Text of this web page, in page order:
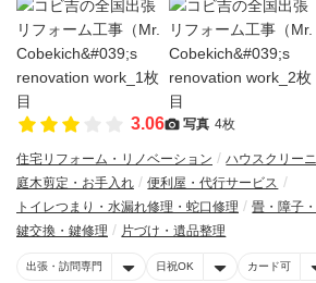
3.06 写真 4枚
住宅リフォーム・リノベーション ハウスクリー
庭木剪定・お手入れ
便利屋・代行サービス
トイレつまり・水漏れ修理・蛇口修理
畳・障子
鍵交換・鍵修理
片づけ・遺品整理
出張・訪問専門 日祝OK カード可